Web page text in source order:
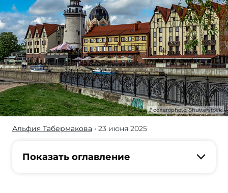
ocharophoto, Shutterstock
Калининград —
который
Альфия Табермакова • 23 июня 2025
Показать оглавление